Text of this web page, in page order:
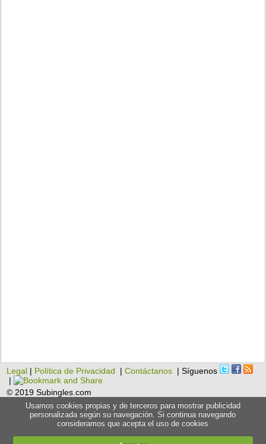
Legal | Política de Privacidad |Contáctanos | Síguenos
|
© 2019 Subingles.com
Usamos cookies propias y de terceros para mostrar publicidad
personalizada según su navegación. Si continua navegando
consideramos que acepta el uso de cookies